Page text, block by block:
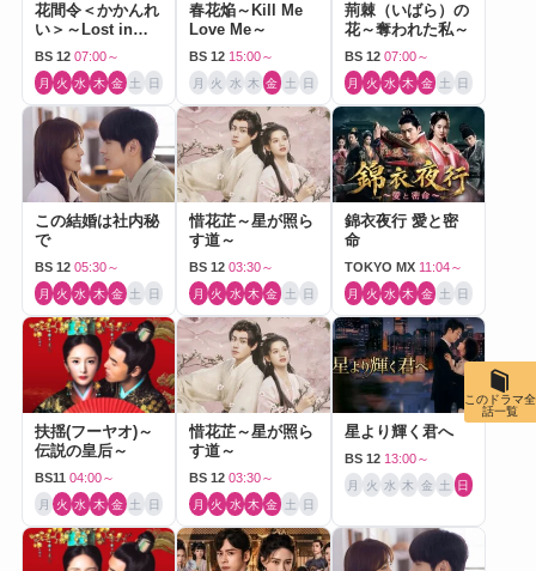
花間令＜かかんれ
い＞～Lost in
Love～
BS 12 07:00～
月 火 水 木 金 土 日
春花焔～Kill Me
Love Me～
BS 12 15:00～
月 火 水 木 金 土 日
荊棘（いばら）の
花～奪われた私～
BS 12 07:00～
月 火 水 木 金 土 日
この結婚は社内秘
で
BS 12 05:30～
月 火 水 木 金 土 日
惜花芷～星が照ら
す道～
BS 12 03:30～
月 火 水 木 金 土 日
錦衣夜行 愛と密
命
TOKYO MX 11:04～
月 火 水 木 金 土 日
扶揺(フーヤオ)～
伝説の皇后～
BS11 04:00～
月 火 水 木 金 土 日
惜花芷～星が照ら
す道～
BS 12 03:30～
月 火 水 木 金 土 日
星より輝く君へ
BS 12 13:00～
月 火 水 木 金 土 日
このドラマ全
話一覧